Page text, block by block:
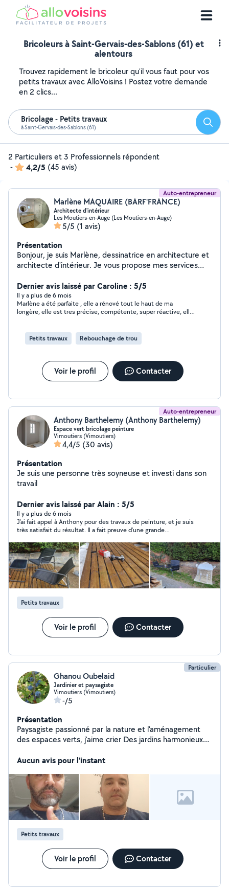
Bricoleurs à Saint-Gervais-des-Sablons (61) et
alentours
Trouvez rapidement le bricoleur qu'il vous faut pour vos
petits travaux avec AlloVoisins ! Postez votre demande
en 2 clics...
Bricolage - Petits travaux
à Saint-Gervais-des-Sablons (61)
2 Particuliers et 3 Professionnels répondent
-
4,2/5 (45 avis)
Auto-entrepreneur
Marlène MAQUAIRE (BARF'FRANCE)
Architecte d'intérieur
Les Moutiers-en-Auge (Les Moutiers-en-Auge)
5/5 (1 avis)
Présentation
Bonjour, je suis Marlène, dessinatrice en architecture et
architecte d'intérieur. Je vous propose mes services
vous accompagne dans vos démarches, de la
conception par les plans et projections, demandes de
devis, jusqu'à la réalisation des travaux. Je réalise
également les demandes d'autorisation d'urbanisme : le
travaux.
Dernier avis laissé par Caroline : 5/5
Il y a plus de 6 mois
Marlène a été parfaite , elle a rénové tout le haut de ma
longère, elle est tres précise, compétente, super réactive, elle
confiance et honnête rapport qualité/prix. Bravo Marlène et
merci beaucoup pour avoir embellie ma maison.
Petits travaux Rebouchage de trou
Voir le profil Contacter
Auto-entrepreneur
Anthony Barthelemy (Anthony Barthelemy)
Espace vert bricolage peinture
Vimoutiers (Vimoutiers)
4,4/5 (30 avis)
Présentation
Je suis une personne très soyneuse et investi dans son
travail
Dernier avis laissé par Alain : 5/5
Il y a plus de 6 mois
J’ai fait appel à Anthony pour des travaux de peinture, et je suis
très satisfait du résultat. Il a fait preuve d’une grande
chantier malgré la chaleur ambiante ce jour-là. Les délais ont
été respectés, le travail est soigné, et les tarifs sont tout à fait
raisonnables. C’est une personne sympathique, professionnelle
et à l’écoute, qui prend le temps de bien comprendre les
besoins du client. Je recommande sans hésitation !
Petits travaux
Voir le profil Contacter
Particulier
Ghanou Oubelaid
Jardinier et paysagiste
Vimoutiers (Vimoutiers)
-/5
Présentation
Paysagiste passionné par la nature et l'aménagement
des espaces verts, j'aime crier Des jardins harmonieux
que ce soit pour l'entretien ,la conception ou le conseil
service de mes voisins.
Aucun avis pour l'instant
Petits travaux
Voir le profil Contacter